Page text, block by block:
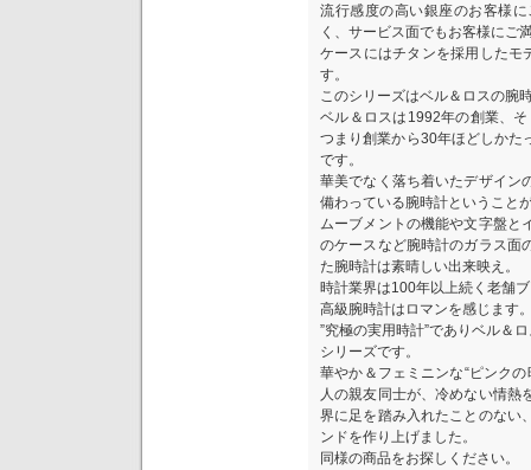
流行感度の高い銀座のお客様
く、サービス面でもお客様にご
ケースにはチタンを採用したモ
す。
このシリーズはベル＆ロスの腕
ベル＆ロスは1992年の創業、
つまり創業から30年ほどしかた
です。
華美でなく落ち着いたデザイン
備わっている腕時計ということ
ムーブメントの機能や文字盤と
のケースなど腕時計のガラス面
た腕時計は素晴しい出来映え。
時計業界は100年以上続く老舗
高級腕時計はロマンを感じます
”究極の実用時計”でありベル＆
シリーズです。
華やか＆フェミニンな“ピンク
人の親友同士が、冷めない情熱
界に足を踏み入れたことのない
ンドを作り上げました。
同様の商品をお探しください。